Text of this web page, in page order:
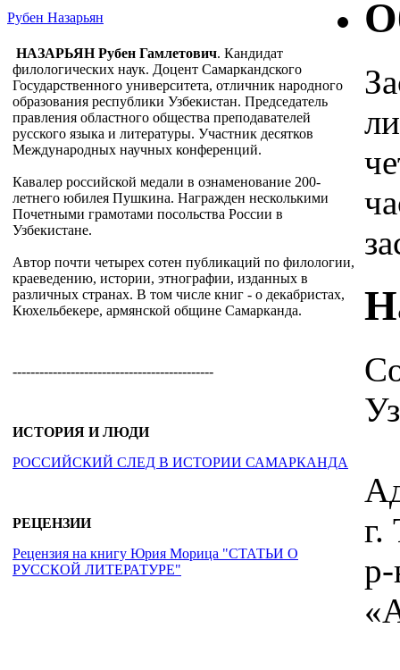
Рубен Назарьян
НАЗАРЬЯН Рубен Гамлетович. Кандидат
филологических наук. Доцент Самаркандского
Государственного университета, отличник народного
образования республики Узбекистан. Председатель
правления областного общества преподавателей
русского языка и литературы. Участник десятков
Международных научных конференций.
Кавалер российской медали в ознаменование 200-
летнего юбилея Пушкина. Награжден несколькими
Почетными грамотами посольства России в
Узбекистане.
Автор почти четырех сотен публикаций по филологии,
краеведению, истории, этнографии, изданных в
различных странах. В том числе книг - о декабристах,
Кюхельбекере, армянской общине Самарканда.
---------------------------------------------
ИСТОРИЯ И ЛЮДИ
РОССИЙСКИЙ СЛЕД В ИСТОРИИ САМАРКАНДА
РЕЦЕНЗИИ
Рецензия на книгу Юрия Морица "СТАТЬИ О
РУССКОЙ ЛИТЕРАТУРЕ"